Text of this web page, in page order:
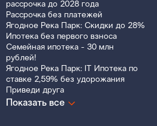
рассрочка до 2028 года
Рассрочка без платежей
Ягодное Река Парк: Скидки до 28%
Ипотека без первого взноса
Семейная ипотека - 30 млн
рублей!
Ягодное Река Парк: IT Ипотека по
ставке 2,59% без удорожания
Приведи друга
Показать все